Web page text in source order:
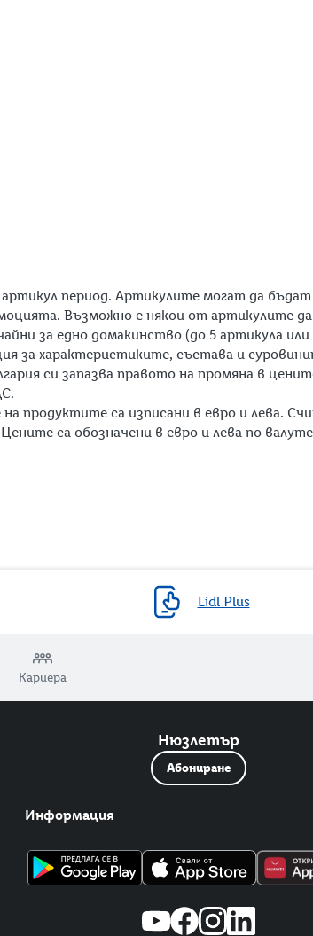
период. Артикулите могат да
Възможно е някои от артикулите
за едно домакинство (до 5 артикула
за характеристиките, състава и
си запазва правото на промяна в
продуктите са изписани в евро и лева.
са обозначени в евро и лева по
Lidl Plus
Кариера
Нюзлетър
Абониране
Информация